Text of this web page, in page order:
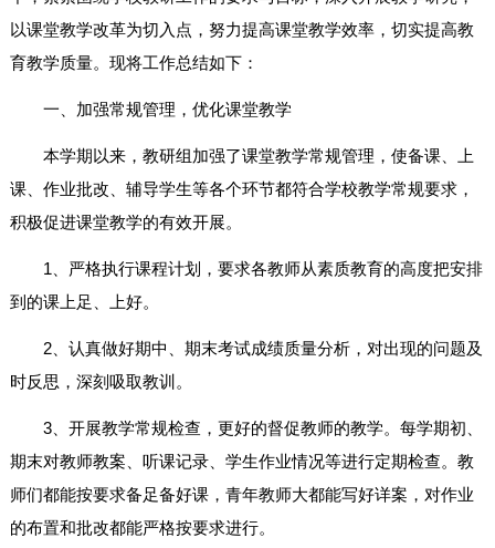
以课堂教学改革为切入点，努力提高课堂教学效率，切实提高教
育教学质量。现将工作总结如下：
一、加强常规管理，优化课堂教学
本学期以来，教研组加强了课堂教学常规管理，使备课、上
课、作业批改、辅导学生等各个环节都符合学校教学常规要求，
积极促进课堂教学的有效开展。
1、严格执行课程计划，要求各教师从素质教育的高度把安排
到的课上足、上好。
2、认真做好期中、期末考试成绩质量分析，对出现的问题及
时反思，深刻吸取教训。
3、开展教学常规检查，更好的督促教师的教学。每学期初、
期末对教师教案、听课记录、学生作业情况等进行定期检查。教
师们都能按要求备足备好课，青年教师大都能写好详案，对作业
的布置和批改都能严格按要求进行。